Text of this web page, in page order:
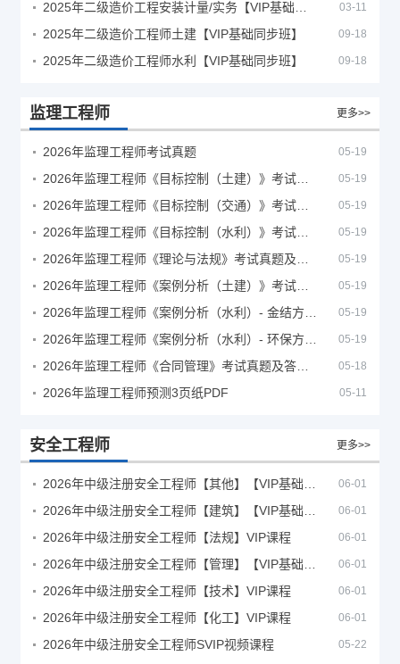
03-11
2025年二级造价工程师土建【VIP基础同步班】 09-18
2025年二级造价工程师水利【VIP基础同步班】 09-18
监理工程师 更多>>
2026年监理工程师考试真题 05-19
05-19
05-19
05-19
05-19
05-19
05-19
05-19
05-18
2026年监理工程师预测3页纸PDF 05-11
安全工程师 更多>>
06-01
06-01
2026年中级注册安全工程师【法规】VIP课程 06-01
06-01
2026年中级注册安全工程师【技术】VIP课程 06-01
2026年中级注册安全工程师【化工】VIP课程 06-01
2026年中级注册安全工程师SVIP视频课程 05-22